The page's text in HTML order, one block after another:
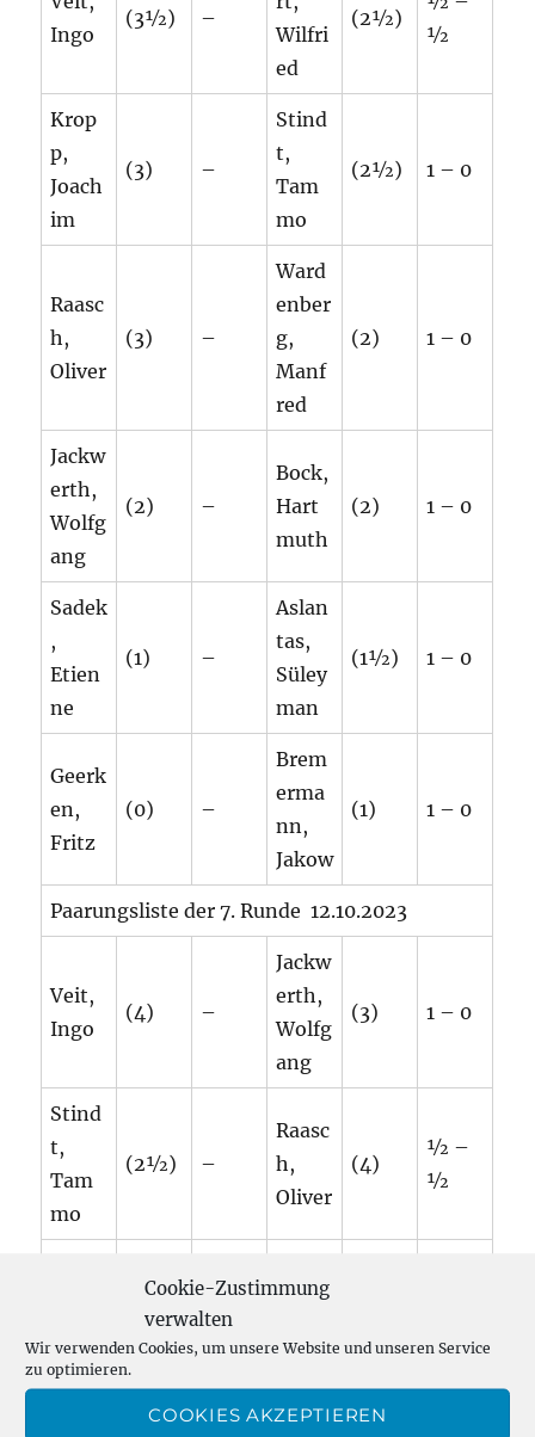
Cookie-Zustimmung
verwalten
Wir verwenden Cookies, um unsere Website und unseren Service
zu optimieren.
COOKIES AKZEPTIEREN
Ingo
(3½) –
Wilfri
ed
(2½)
½
Krop
p,
Joach
im
(3) –
Stind
t,
Tam
mo
(2½) 1 – 0
Raasc
h,
Oliver
(3) –
Ward
enber
g,
Manf
red
(2) 1 – 0
Jackw
erth,
Wolfg
ang
(2) –
Bock,
Hart
muth
(2) 1 – 0
Sadek
,
Etien
ne
(1) –
Aslan
tas,
Süley
man
(1½) 1 – 0
Geerk
en,
Fritz
(0) –
Brem
erma
nn,
Jakow
(1) 1 – 0
Paarungsliste der 7. Runde 12.10.2023
Veit,
Ingo
(4) –
Jackw
erth,
Wolfg
ang
(3) 1 – 0
Stind
t,
Tam
mo
(2½) –
Raasc
h,
Oliver
(4)
½ –
½
ed
(3) –
Bock,
muth